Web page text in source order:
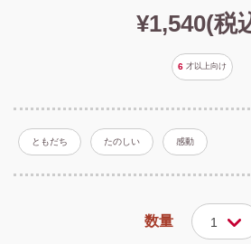
¥1,540(税
6 才以上向け
ともだち たのしい 感動
数量 1